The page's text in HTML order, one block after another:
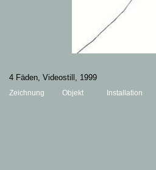
4 Fäden, Videostill , 1999
Zeichnung Objekt Installation